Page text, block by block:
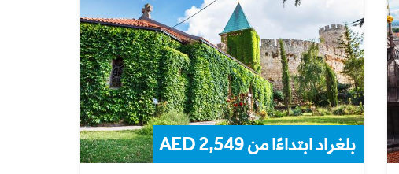
بلغراد ابتداءًا من 2,549 AED